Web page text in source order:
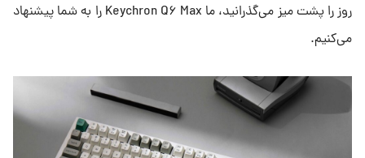
روز را پشت میز می‌گذرانید، ما Keychron Q۶ Max را به شما پیشنهاد
می‌کنیم.